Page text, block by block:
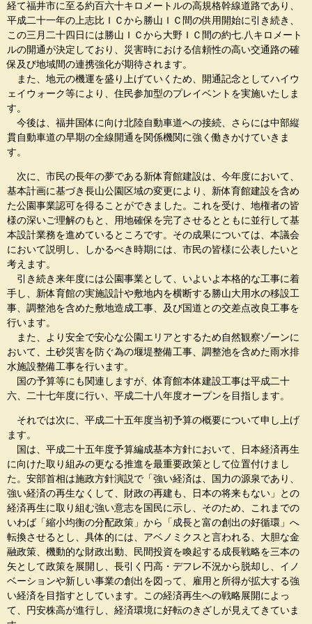
経て福井市に至る約百六十キロメートルの高規格幹線道路であり、
平成二十一年の上志比ＩＣから勝山ＩＣ間の供用開始に引き続き、
この三月二十四日には勝山ＩＣから大野ＩＣ間の約七.八キロメート
ルの開通が決定しており、災害時における信頼性の高い交通路の確
保及び地域間の連携強化が期待されます。
また、地元の機運を盛り上げていくため、開通記念としてハイウ
ェイウォーク等により、住民参加型のプレイベントを実施いたしま
す。
今後は、福井国体に向け北陸自動車道への接続、さらには中部縦
貫自動車道の早期の全線開通を関係機関に強く働きかけていきま
す。
次に、市民の長年の夢である新体育館建設は、今年度において、
基本計画に基づき長山公園区域の変更により、新体育館建設を含め
た公園事業認可を得ることができました。これを受け、地権者の皆
様の深いご理解のもと、用地確保を完了させるとともに並行して基
本設計業務を進めているところです。その成果については、本議会
において説明し、しかるべき時期には、市民の皆様に公表したいと
考えます。
引き続き来年度には公園事業として、いよいよ本格的な工事に着
手し、新体育館の実施設計や敷地内を横断する勝山大用水の移設工
事、調整池を含めた敷地造成工事、及び国道との交差点改良工事を
行います。
また、より安全で安心な公園エリアとするため自然観察ゾーンに
おいて、土砂災害を防ぐ為の堰堤整備工事、調整池を含めた雨水排
水施設整備工事を行います。
国の予算等にも関連しますが、体育館本体建設工事は平成二十
六、二十七年度に行い、平成二十八年度オープンを目指します。
それでは次に、平成二十五年度当初予算の概要について申し上げ
ます。
国は、平成二十五年度予算編成基本方針において、日本経済再生
に向けた取り組みの更なる推進を最重要政策として位置付けまし
た。安部首相は施政方針演説で「強い経済は、国力の源泉であり、
強い経済の再生なくして、財政の再建も、日本の将来もない」との
経済再生に取り組む強い意志を国民に示し、そのため、これまでの
いわば「縮小均衡の分配政策」から「成長と富の創出の好循環」へ
転換させるとし、具体的には、アベノミクスと言われる、大胆な金
融政策、機動的な財政出動、民間投資を喚起する成長戦略を三本の
矢として政策を展開し、長引く円高・デフレ不況から脱却し、イノ
ベーションや新しい事業の創出を図って、雇用と所得が拡大する強
い経済を目指すとしています。この経済再生への戦略展開によっ
て、円安株高が進行し、経済環境に好転のきざしが見えてきていま